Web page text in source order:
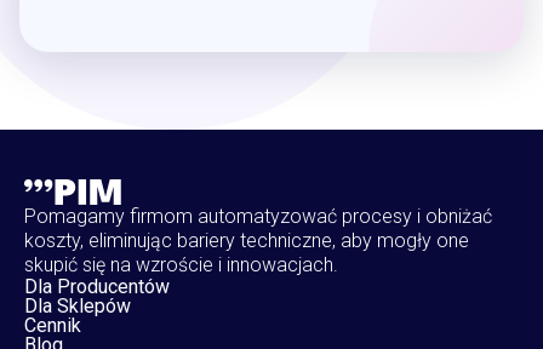
Pomagamy firmom automatyzować procesy i obniżać
koszty, eliminując bariery techniczne, aby mogły one
skupić się na wzroście i innowacjach.
Dla Producentów
Dla Sklepów
Cennik